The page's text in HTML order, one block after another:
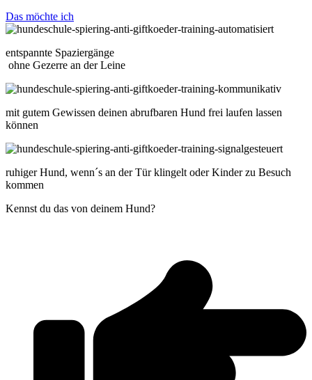
Das möchte ich
entspannte Spaziergänge
ohne Gezerre an der Leine
mit gutem Gewissen deinen abrufbaren Hund frei laufen lassen
können
ruhiger Hund, wenn´s an der Tür klingelt oder Kinder zu Besuch
kommen
Kennst du das von deinem Hund?